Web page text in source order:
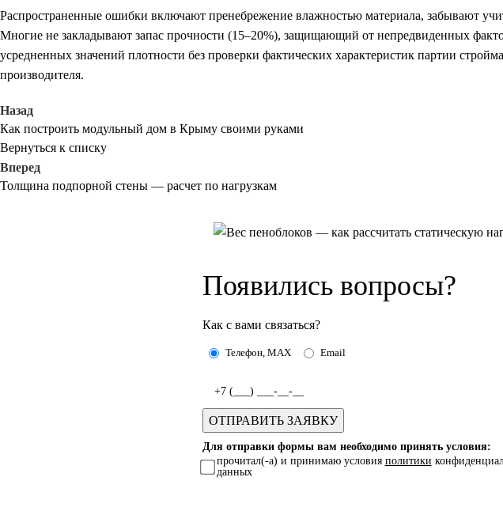
Распространенные ошибки включают пренебрежение влажностью материала, забывают
Многие не закладывают запас прочности (15–20%), защищающий от непредвиденных
усредненных значений плотности без проверки фактических характеристик партии
производителя.
Назад
Как построить модульный дом в Крыму своими руками
Вернуться к списку
Вперед
Толщина подпорной стены — расчет по нагрузкам
Появились вопросы?
Как с вами связаться?
Телефон, MAX Email
Для отправки формы вам необходимо принять условия:
прочитал(-а) и принимаю условия политики
данных